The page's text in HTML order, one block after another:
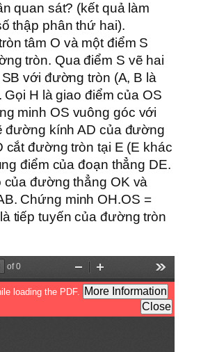
quan sát? (kết quả làm
thập phân thứ hai).
tâm O và một điểm S
tròn. Qua điểm S vẽ hai
với đường tròn (A, B là
Gọi H là giao điểm của OS
minh OS vuông góc với
đường kính AD của đường
cắt đường tròn tại E (E khác
điểm của đoạn thẳng DE.
của đường thẳng OK và
Chứng minh OH.OS =
tiếp tuyến của đường tròn